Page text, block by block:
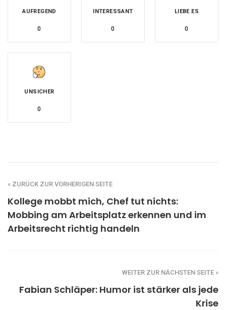
AUFREGEND
0
INTERESSANT
0
LIEBE ES
0
UNSICHER
0
« ZURÜCK ZUR VORHERIGEN SEITE
Kollege mobbt mich, Chef tut nichts:
Mobbing am Arbeitsplatz erkennen und im
Arbeitsrecht richtig handeln
WEITER ZUR NÄCHSTEN SEITE »
Fabian Schläper: Humor ist stärker als jede
Krise